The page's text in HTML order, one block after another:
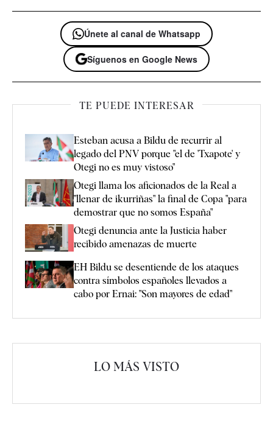
Únete al canal de Whatsapp
Síguenos en Google News
TE PUEDE INTERESAR
Esteban acusa a Bildu de recurrir al
legado del PNV porque "el de 'Txapote' y
Otegi no es muy vistoso"
Otegi llama los aficionados de la Real a
"llenar de ikurriñas" la final de Copa "para
demostrar que no somos España"
Otegi denuncia ante la Justicia haber
recibido amenazas de muerte
EH Bildu se desentiende de los ataques
contra símbolos españoles llevados a
cabo por Ernai: "Son mayores de edad"
LO MÁS VISTO